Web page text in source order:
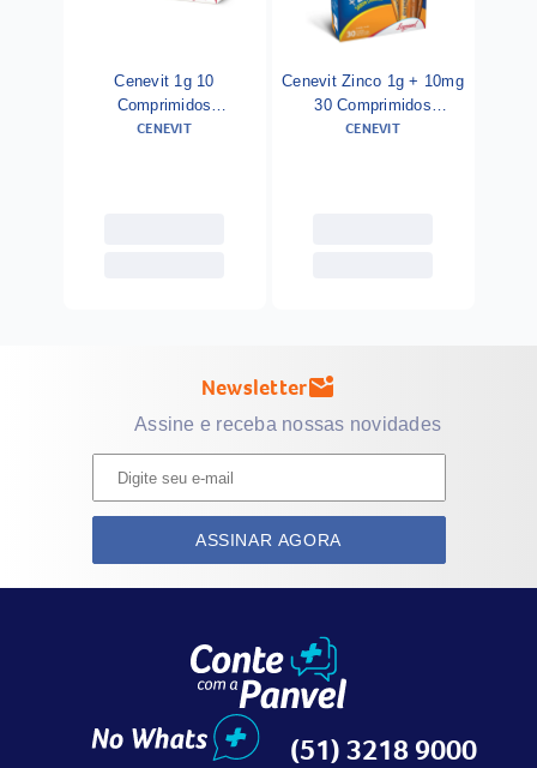
Cenevit 1g 10
Comprimidos
Efervescentes
CENEVIT
Cenevit Zinco 1g + 10mg
30 Comprimidos
Efervescentes
CENEVIT
Newslettermark_email_unread
Assine e receba nossas novidades
ASSINAR AGORA
(51) 3218 9000